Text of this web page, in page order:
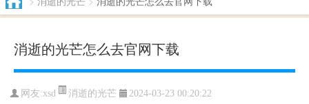
消逝的光芒怎么去官网下载
网友:xsd 消逝的光芒 2024-03-23 00:20:22